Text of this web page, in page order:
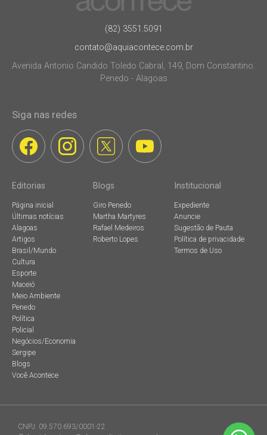
(82) 3551.5091
contato@aquiacontece.com.br
Avenida Antonio Candido Toledo Cabral, 149, Dom Constantino.
Penedo - Alagoas
Siga nas redes
Editorias
Página inicial
Últimas notícias
Alagoas
Artigos
Brasil/Mundo
Cultura
Esporte
Maceió
Meio Ambiente
Penedo
Política
Policial
Negócios/Economia
Sergipe
Blogs
Você Acontece
Blogs
Giro Penedo
Martha Martyres
Rafael Medeiros
Roberto Lopes
Institucional
Expediente
Anuncie
Sugestão de Pauta
Política de privacidade
Termos de Uso
CNPJ: 09.570.693/0001-22